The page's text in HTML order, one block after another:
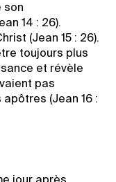
son
14 : 26).
(Jean 15 : 26).
toujours plus
et révèle
pas
(Jean 16 :